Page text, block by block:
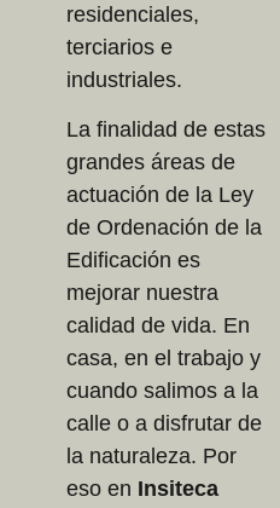
residenciales,
terciarios e
industriales.
La finalidad de estas
grandes áreas de
actuación de la Ley
de Ordenación de la
Edificación es
mejorar nuestra
calidad de vida. En
casa, en el trabajo y
cuando salimos a la
calle o a disfrutar de
la naturaleza. Por
eso en Insiteca